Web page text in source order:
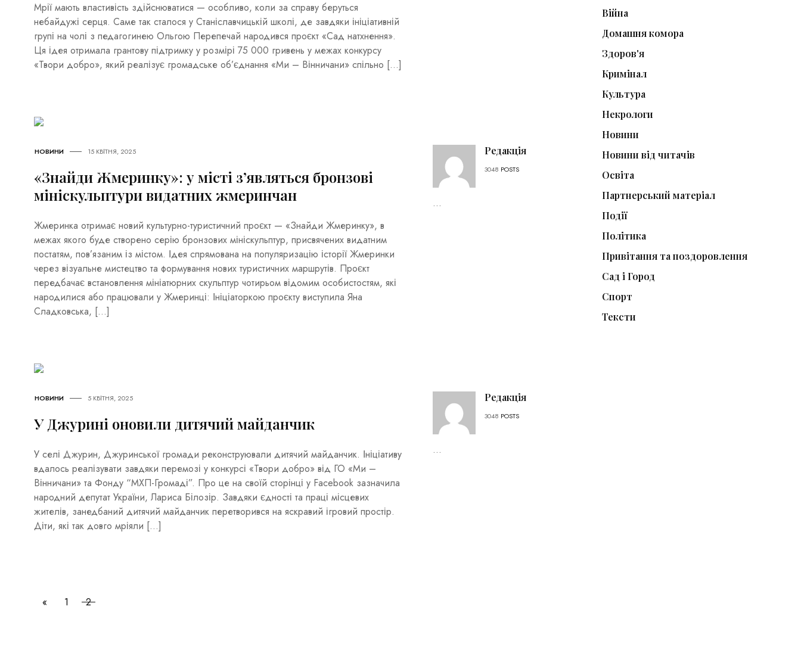
Мрії мають властивість здійснюватися — особливо, коли за справу беруться
небайдужі серця. Саме так сталося у Станіславчицькій школі, де завдяки ініціативній
групі на чолі з педагогинею Ольгою Перепечай народився проєкт «Сад натхнення».
Ця ідея отримала грантову підтримку у розмірі 75 000 гривень у межах конкурсу
«Твори добро», який реалізує громадське об’єднання «Ми – Вінничани» спільно […]
НОВИНИ 15 КВІТНЯ, 2025
«Знайди Жмеринку»: у місті з’являться бронзові
мініскульптури видатних жмеринчан
Жмеринка отримає новий культурно-туристичний проєкт — «Знайди Жмеринку», в
межах якого буде створено серію бронзових мініскульптур, присвячених видатним
постатям, пов’язаним із містом. Ідея спрямована на популяризацію історії Жмеринки
через візуальне мистецтво та формування нових туристичних маршрутів. Проєкт
передбачає встановлення мініатюрних скульптур чотирьом відомим особистостям, які
народилися або працювали у Жмеринці: Ініціаторкою проєкту виступила Яна
Сладковська, […]
Редакція
3048 POSTS
...
НОВИНИ 5 КВІТНЯ, 2025
У Джурині оновили дитячий майданчик
У селі Джурин, Джуринської громади реконструювали дитячий майданчик. Ініціативу
вдалось реалізувати завдяки перемозі у конкурсі «Твори добро» від ГО «Ми –
Вінничани» та Фонду “МХП-Громаді”. Про це на своїй сторінці у Facebook зазначила
народний депутат України, Лариса Білозір. Завдяки єдності та праці місцевих
жителів, занедбаний дитячий майданчик перетворився на яскравий ігровий простір.
Діти, які так довго мріяли […]
Редакція
3048 POSTS
...
« 1 2
Війна
Домашня комора
Здоров'я
Кримінал
Культура
Некрологи
Новини
Новини від читачів
Освіта
Партнерський матеріал
Події
Політика
Привітання та поздоровлення
Сад і Город
Спорт
Тексти